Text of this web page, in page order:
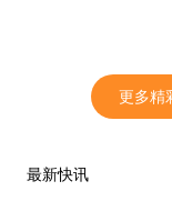
署；智能合约，觉
哥白尼开发团队的
更多精
最新快讯